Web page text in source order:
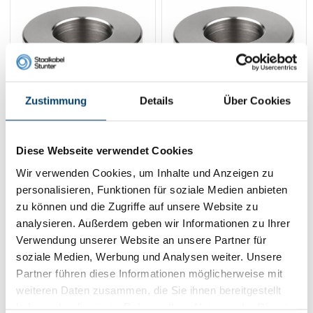
Zustimmung Details Über Cookies
Diese Webseite verwendet Cookies
Wir verwenden Cookies, um Inhalte und Anzeigen zu
personalisieren, Funktionen für soziale Medien anbieten
zu können und die Zugriffe auf unsere Website zu
analysieren. Außerdem geben wir Informationen zu Ihrer
Verwendung unserer Website an unsere Partner für
soziale Medien, Werbung und Analysen weiter. Unsere
Partner führen diese Informationen möglicherweise mit
weiteren Daten zusammen, die Sie ihnen bereitgestellt
Edelstahl
Sechskantschraube
2mm
1,65
Auf Lager
Edelstahl
Sechskantschraube
3mm
1,75
Auf Lager